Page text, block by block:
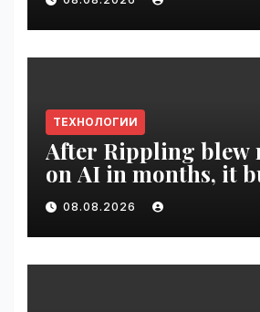
ТЕХНОЛОГИИ
After Rippling blew
on AI in months, it
employee ROI tool |
VseTime.ru
08.08.2026